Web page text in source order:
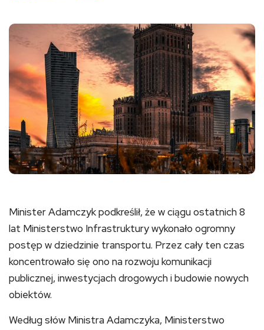
Minister Adamczyk podkreślił, że w ciągu ostatnich 8
lat Ministerstwo Infrastruktury wykonało ogromny
postęp w dziedzinie transportu. Przez cały ten czas
koncentrowało się ono na rozwoju komunikacji
publicznej, inwestycjach drogowych i budowie nowych
obiektów.
Według słów Ministra Adamczyka, Ministerstwo